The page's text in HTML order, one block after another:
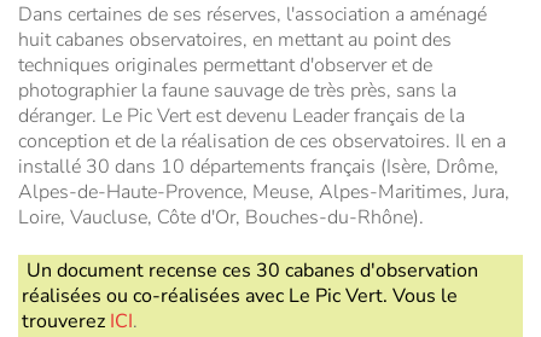
Dans certaines de ses réserves, l'association a aménagé
huit cabanes observatoires, en mettant au point des
techniques originales permettant d'observer et de
photographier la faune sauvage de très près, sans la
déranger. Le Pic Vert est devenu Leader français de la
conception et de la réalisation de ces observatoires. Il en a
installé 30 dans 10 départements français (Isère, Drôme,
Alpes-de-Haute-Provence, Meuse, Alpes-Maritimes, Jura,
Loire, Vaucluse, Côte d'Or, Bouches-du-Rhône).
Un document recense ces 30 cabanes d'observation
réalisées ou co-réalisées avec Le Pic Vert. Vous le
trouverez ICI.